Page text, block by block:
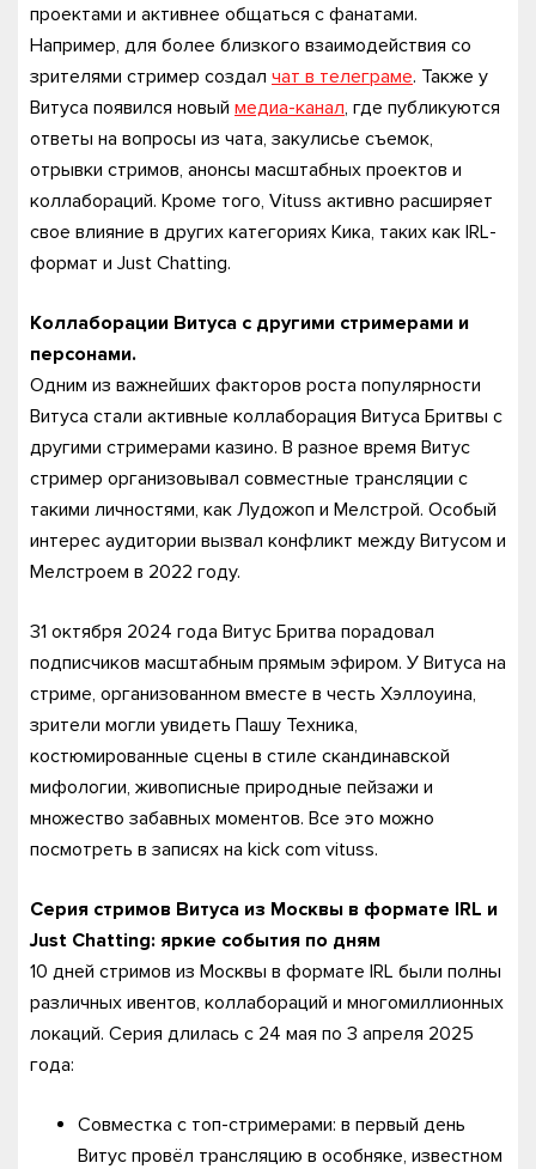
проектами и активнее общаться с фанатами.
Например, для более близкого взаимодействия со
зрителями стример создал чат в телеграме. Также у
Витуса появился новый медиа-канал, где публикуются
ответы на вопросы из чата, закулисье съемок,
отрывки стримов, анонсы масштабных проектов и
коллабораций. Кроме того, Vituss активно расширяет
свое влияние в других категориях Кика, таких как IRL-
формат и Just Chatting.
Коллаборации Витуса с другими стримерами и
персонами.
Одним из важнейших факторов роста популярности
Витуса стали активные коллаборация Витуса Бритвы с
другими стримерами казино. В разное время Витус
стример организовывал совместные трансляции с
такими личностями, как Лудожоп и Мелстрой. Особый
интерес аудитории вызвал конфликт между Витусом и
Мелстроем в 2022 году.
31 октября 2024 года Витус Бритва порадовал
подписчиков масштабным прямым эфиром. У Витуса на
стриме, организованном вместе в честь Хэллоуина,
зрители могли увидеть Пашу Техника,
костюмированные сцены в стиле скандинавской
мифологии, живописные природные пейзажи и
множество забавных моментов. Все это можно
посмотреть в записях на kick com vituss.
Серия стримов Витуса из Москвы в формате IRL и
Just Chatting: яркие события по дням
10 дней стримов из Москвы в формате IRL были полны
различных ивентов, коллабораций и многомиллионных
локаций. Серия длилась с 24 мая по 3 апреля 2025
года:
Совместка с топ-стримерами: в первый день
Витус провёл трансляцию в особняке, известном